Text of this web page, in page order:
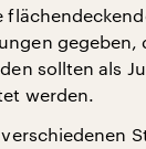
gegeben,
sollten als
werden.